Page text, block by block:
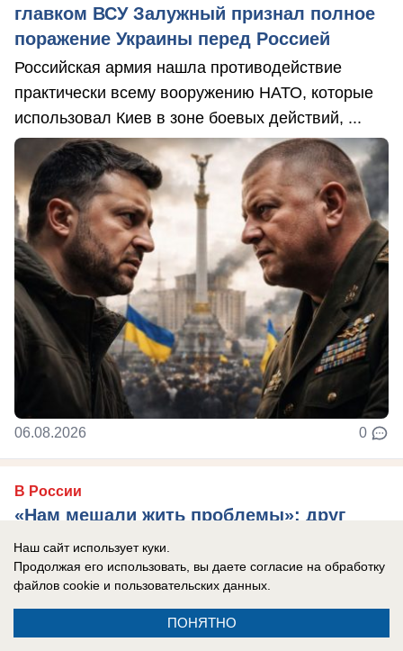
главком ВСУ Залужный признал полное
поражение Украины перед Россией
Российская армия нашла противодействие
практически всему вооружению НАТО, которые
использовал Киев в зоне боевых действий, ...
06.08.2026 0
В России
«Нам мешали жить проблемы»: друг
Усольцевых получил загадочное
сообщение от пропавшей семьи
Новая тайна Усольцевых: послание пришло
спустя 10 месяцев после исчезновения.
Наш сайт использует куки.
Продолжая его использовать, вы даете согласие на обработку
файлов cookie и пользовательских данных.
ПОНЯТНО